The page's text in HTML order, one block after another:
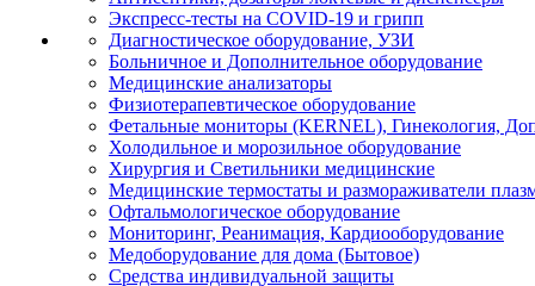
Экспресс-тесты на COVID-19 и грипп
Диагностическое оборудование, УЗИ
Больничное и Дополнительное оборудование
Медицинские анализаторы
Физиотерапевтическое оборудование
Фетальные мониторы (KERNEL), Гинекология,
Холодильное и морозильное оборудование
Хирургия и Светильники медицинские
Медицинские термостаты и размораживатели
Офтальмологическое оборудование
Мониторинг, Реанимация, Кардиооборудование
Медоборудование для дома (Бытовое)
Средства индивидуальной защиты